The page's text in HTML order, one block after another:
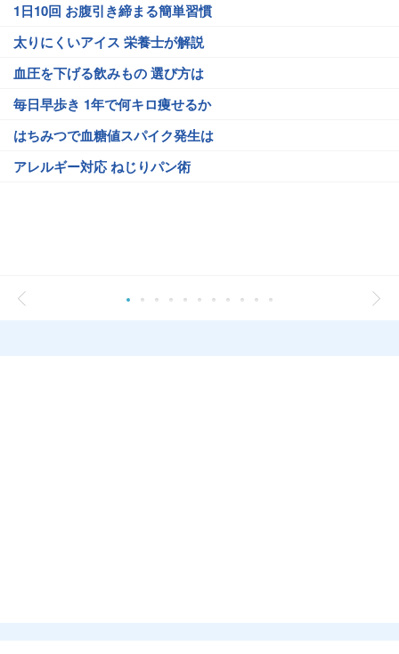
1日10回 お腹引き締まる簡単習慣
太りにくいアイス 栄養士が解説
血圧を下げる飲みもの 選び方は
毎日早歩き 1年で何キロ痩せるか
はちみつで血糖値スパイク発生は
アレルギー対応 ねじりパン術